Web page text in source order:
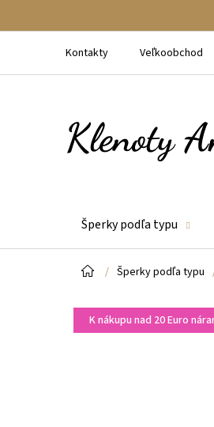
Kontakty Veľkoobchod
Šperky podľa typu
Domov
/ Šperky podľa typu
K nákupu nad 20 Euro